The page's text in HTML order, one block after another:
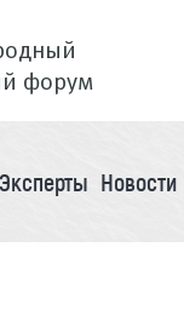
форум
Эксперты Новости